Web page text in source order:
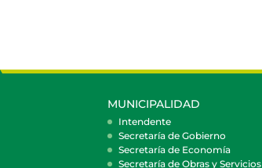
MUNICIPALIDAD
Intendente
Secretaría de Gobierno
Secretaría de Economía
Secretaría de Obras y Servicios